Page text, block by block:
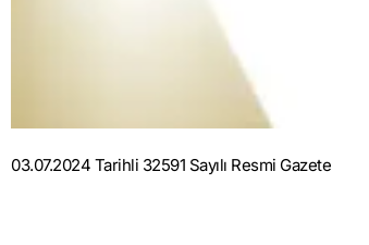
03.07.2024 Tarihli 32591 Sayılı Resmi Gazete